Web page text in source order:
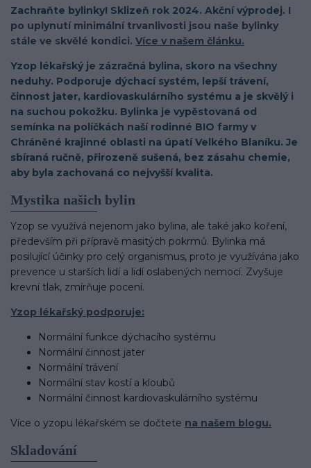
Zachraňte bylinky! Sklizeň rok 2024. Akční výprodej. I
po uplynutí minimální trvanlivosti jsou naše bylinky
stále ve skvělé kondici. Více v našem článku.
Yzop lékařský je zázračná bylina, skoro na všechny
neduhy. Podporuje dýchací systém, lepší trávení,
činnost jater, kardiovaskulárního systému a je skvělý i
na suchou pokožku. Bylinka je vypěstovaná od
semínka na políčkách naší rodinné BIO farmy v
Chráněné krajinné oblasti na úpatí Velkého Blaníku. Je
sbíraná ručně, přirozeně sušená, bez zásahu chemie,
aby byla zachovaná co nejvyšší kvalita.
Mystika našich bylin
Yzop se využívá nejenom jako bylina, ale také jako koření,
především při přípravě masitých pokrmů. Bylinka má
posilující účinky pro celý organismus, proto je využívána jako
prevence u starších lidí a lidí oslabených nemocí. Zvyšuje
krevní tlak, zmírňuje pocení.
Yzop lékařský podporuje:
Normální funkce dýchacího systému
Normální činnost jater
Normální trávení
Normální stav kostí a kloubů
Normální činnost kardiovaskulárního systému
Více o yzopu lékařském se dočtete na našem blogu.
Skladování